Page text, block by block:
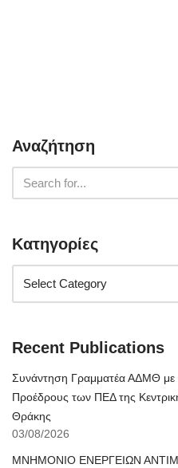
Αναζήτηση
Κατηγορίες
Recent Publications
Συνάντηση Γραμματέα ΑΔΜΘ με
Προέδρους των ΠΕΔ της
Θράκης
03/08/2026
ΜΝΗΜΟΝΙΟ ΕΝΕΡΓΕΙΩΝ